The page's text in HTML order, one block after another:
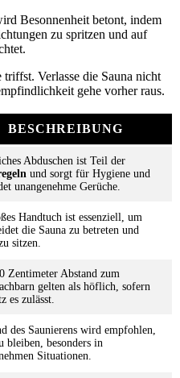
Besonnenheit betont, indem
zu spritzen und auf
Verlasse die Sauna nicht
gehe vorher raus.
BESCHREIBUNG
Abduschen ist Teil der
und sorgt für Hygiene und
unangenehme Gerüche.
Handtuch ist essenziell, um
die Sauna zu betreten und
sitzen.
Zentimeter Abstand zum
gelten als höflich, sofern
es zulässt.
des Saunierens wird empfohlen,
bleiben, besonders in
Situationen.